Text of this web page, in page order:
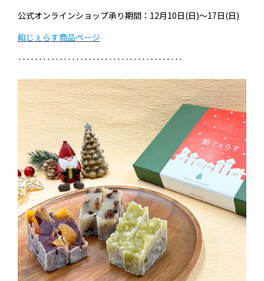
公式オンラインショップ承り期間：12月10日(日)～17日(日)
餡じぇらす商品ページ
‥‥‥‥‥‥‥‥‥‥‥‥‥‥‥‥‥‥‥‥